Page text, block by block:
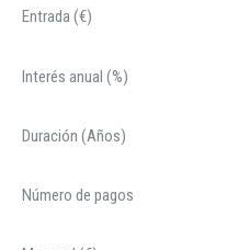
Entrada (€)
Interés anual (%)
Duración (Años)
Número de pagos